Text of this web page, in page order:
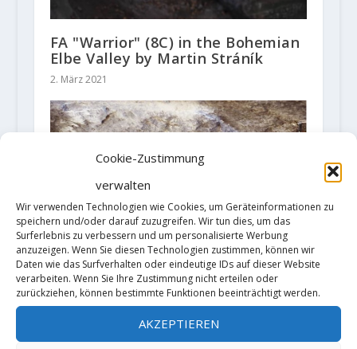
Cookie-Zustimmung
verwalten
Wir verwenden Technologien wie Cookies, um Geräteinformationen zu
speichern und/oder darauf zuzugreifen. Wir tun dies, um das
Surferlebnis zu verbessern und um personalisierte Werbung
anzuzeigen. Wenn Sie diesen Technologien zustimmen, können wir
Daten wie das Surfverhalten oder eindeutige IDs auf dieser Website
verarbeiten. Wenn Sie Ihre Zustimmung nicht erteilen oder
zurückziehen, können bestimmte Funktionen beeinträchtigt werden.
AKZEPTIEREN
FA "Warrior" (8C) in the Bohemian
Elbe Valley by Martin Stráník
2. März 2021